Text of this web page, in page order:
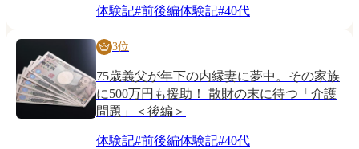
体験記#前後編体験記#40代
3位
75歳義父が年下の内縁妻に夢中。その家族
に500万円も援助！ 散財の末に待つ「介護
問題」＜後編＞
体験記#前後編体験記#40代